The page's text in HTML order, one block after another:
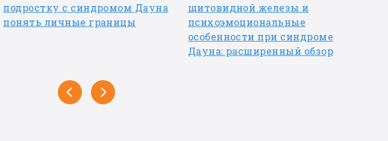
подростку с синдромом Дауна
понять личные границы
щитовидной железы и
психоэмоциональные
особенности при синдроме
Дауна: расширенный обзор